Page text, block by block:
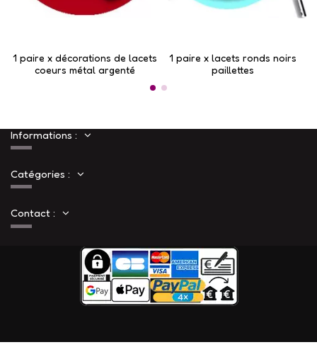
1 paire x ​décorations de lacets
coeurs métal argenté
1 paire x lacets ronds noirs
paillettes
Informations :
Catégories :
Contact :